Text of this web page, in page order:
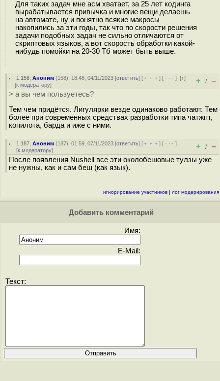
Для таких задач мне асм хватает, за 25 лет кодинга
вырабатывается привычка и многие вещи делаешь
на автомате, ну и понятно всякие макросы
накопились за эти годы, так что по скорости решения
задачи подобных задач не сильно отличаются от
скриптовых языков, а вот скорость обработки какой-
нибудь помойки на 20-30 Тб может быть выше.
1.158 ,Аноним (158), 18:48, 04/11/2023 [ответить] [ ﹢﹢﹢] [ · · ·][↑]
[к модератору] + / –
> а вы чем пользуетесь?
Тем чем придётся. Лигулярки везде одинаково работают. Тем
более при современных средствах разработки типа чатжпт,
копилота, барда и иже с ними.
1.187 ,Аноним (187), 01:59, 07/11/2023 [ответить] [ ﹢﹢﹢] [ · · ·]
[к модератору] + / –
После появления Nushell все эти околобешовые тулзы уже
не нужны, как и сам беш (как язык).
игнорирование участников | лог модерирования
Добавить комментарий
Имя:
E-Mail:
Текст: